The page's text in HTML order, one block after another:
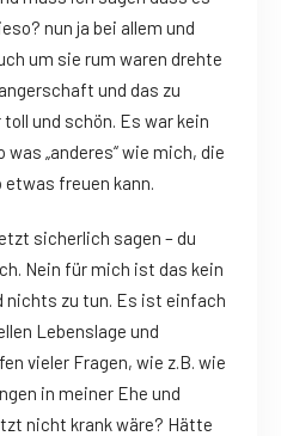
nun ja bei allem und
um sie rum waren drehte
und das zu
und schön. Es war kein
„anderes“ wie mich, die
etwas freuen kann.
sicherlich sagen – du
Nein für mich ist das kein
nichts zu tun. Es ist einfach
Lebenslage und
vieler Fragen, wie z.B. wie
in meiner Ehe und
nicht krank wäre? Hätte